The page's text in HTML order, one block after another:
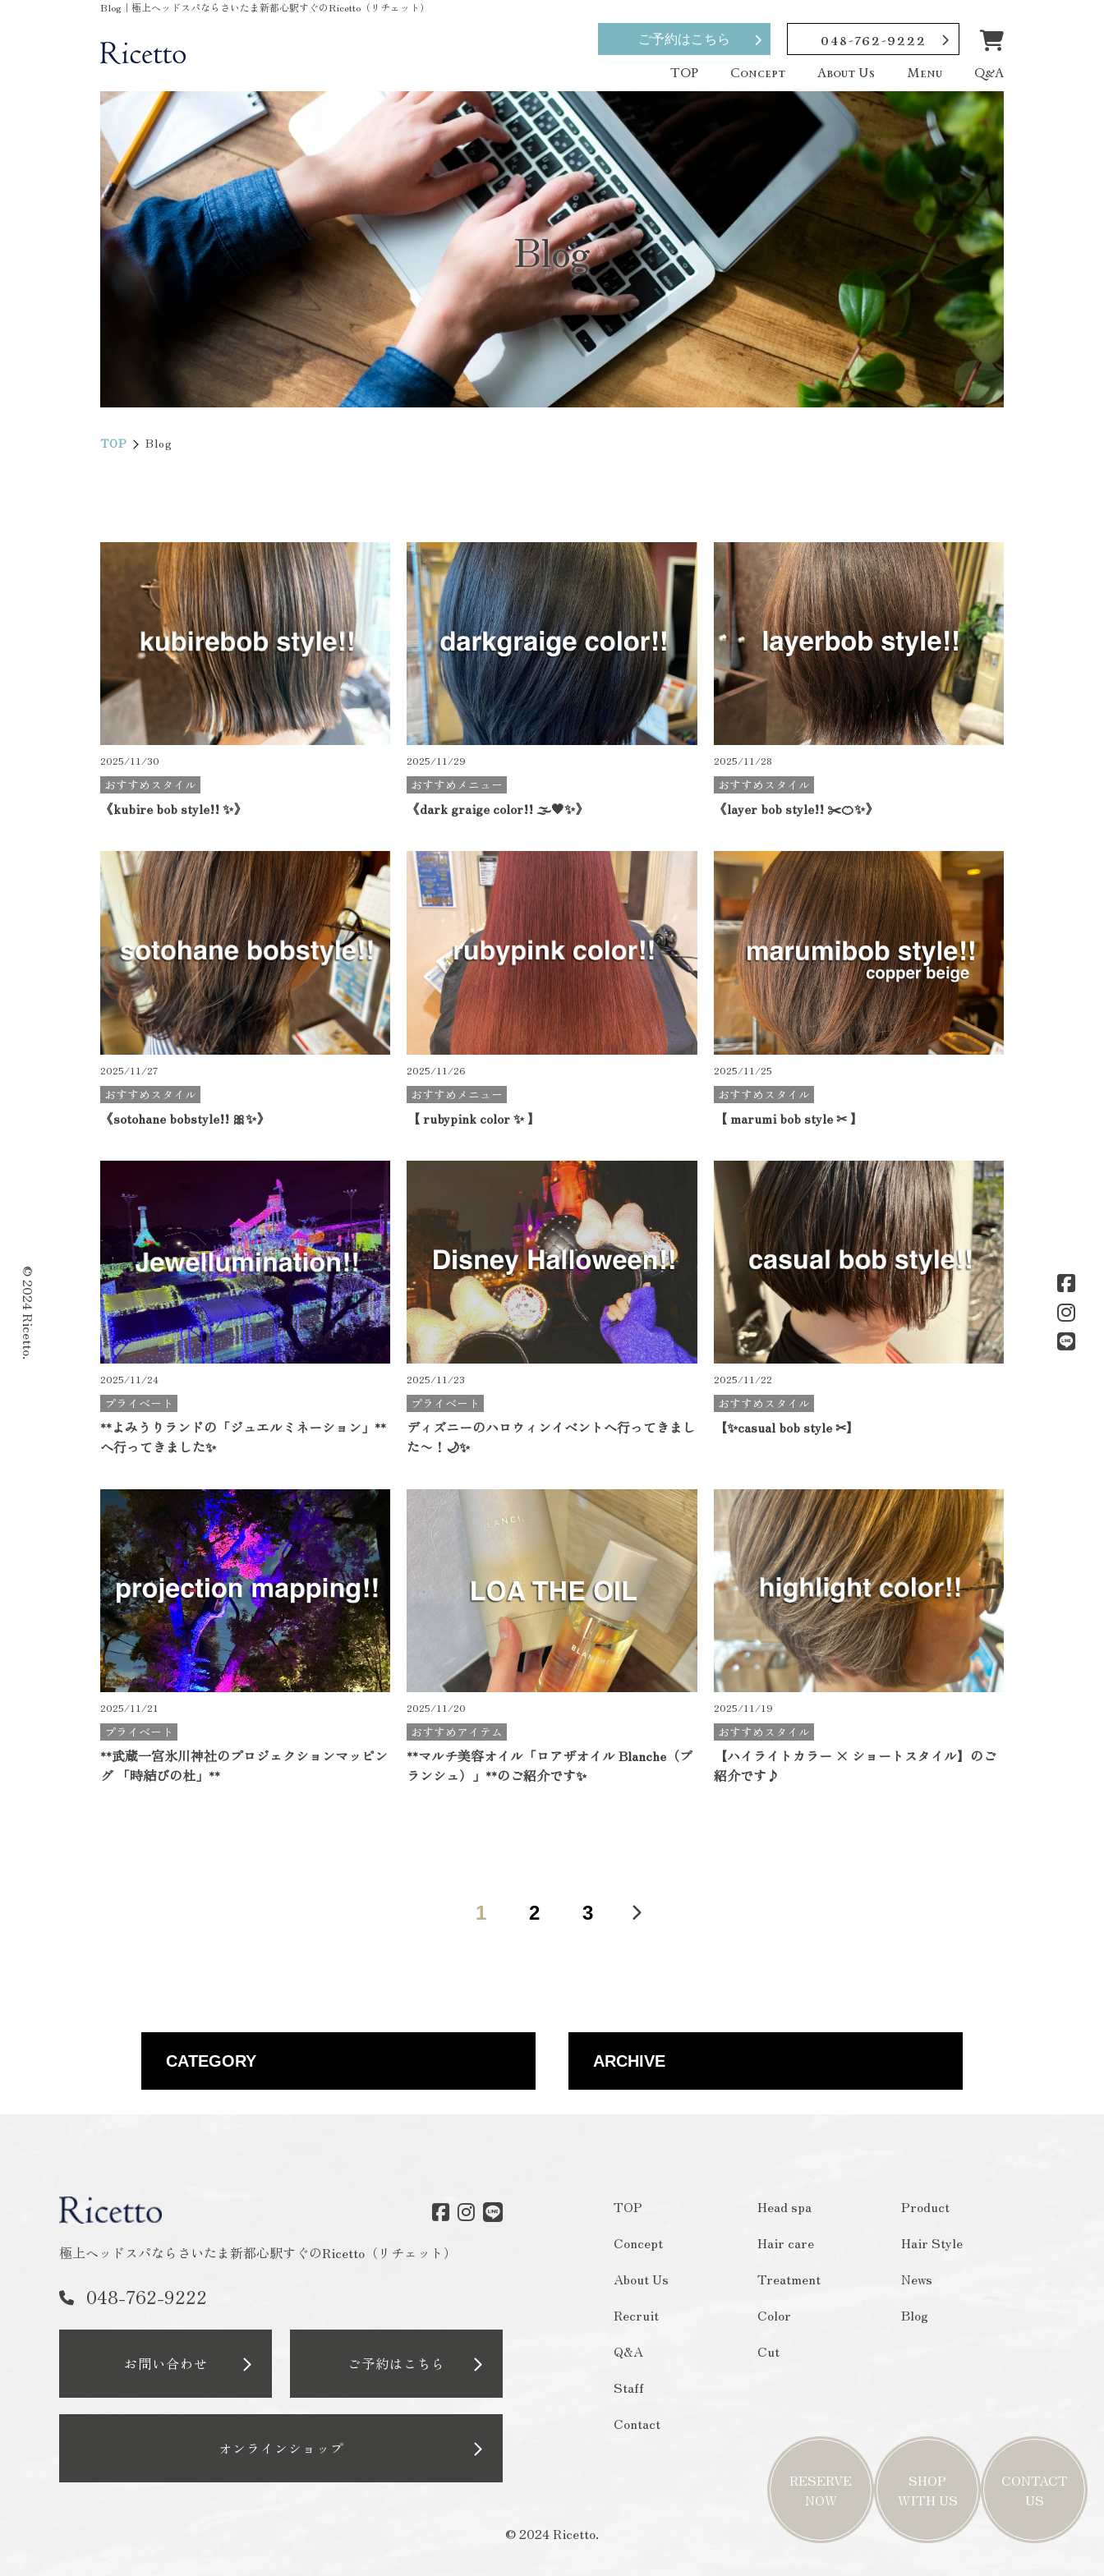
Blog｜極上ヘッドスパならさいたま新都心駅すぐのRicetto（リチェット）
ご予約はこちら 048-762-9222
TOP Concept About Us Menu Q&A
© 2024 Ricetto.
RESERVE
NOW
SHOP
WITH US
CONTACT
US
Blog
TOP Blog
2025/11/30
おすすめスタイル
《kubire bob style!! ✨》
2025/11/29
おすすめメニュー
《dark graige color!! 🌫🖤✨》
2025/11/28
おすすめスタイル
《layer bob style!! ✂️🍊✨》
2025/11/27
おすすめスタイル
《sotohane bobstyle!! 🎀✨》
2025/11/26
おすすめメニュー
【 rubypink color ✨ 】
2025/11/25
おすすめスタイル
【 marumi bob style ✂︎ 】
2025/11/24
プライベート
**よみうりランドの「ジュエルミネーション」**
へ行ってきました✨
2025/11/23
プライベート
ディズニーのハロウィンイベントへ行ってきまし
た〜！🌙✨
2025/11/22
おすすめスタイル
【✨casual bob style ✂︎】
2025/11/21
プライベート
**武蔵一宮氷川神社のプロジェクションマッピン
グ 「時結びの杜」**
2025/11/20
おすすめアイテム
**マルチ美容オイル「ロアザオイル Blanche（ブ
ランシュ）」**のご紹介です✨
2025/11/19
おすすめスタイル
【ハイライトカラー × ショートスタイル】のご
紹介です♪
1 2 3
CATEGORY ARCHIVE
極上ヘッドスパならさいたま新都心駅すぐのRicetto（リチェット）
048-762-9222
お問い合わせ ご予約はこちら
オンラインショップ
TOP
Concept
About Us
Recruit
Q&A
Staff
Contact
Head spa
Hair care
Treatment
Color
Cut
Product
Hair Style
News
Blog
© 2024 Ricetto.